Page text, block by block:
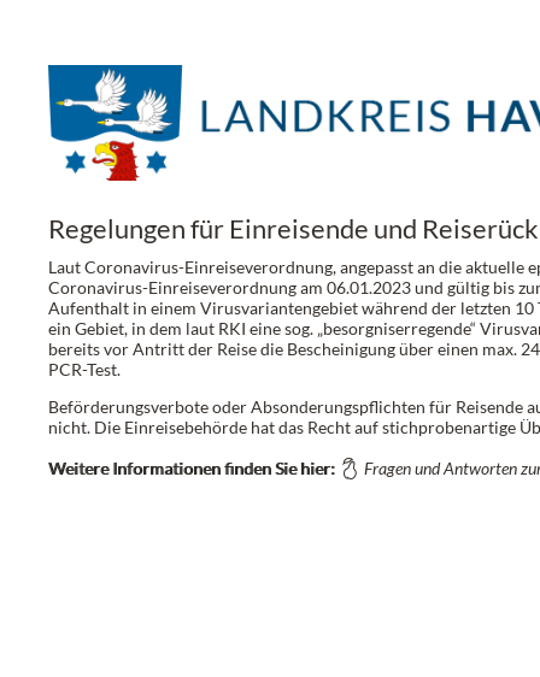
Regelungen für Einreisende und
Laut Coronavirus-Einreiseverordnung, angepasst an die
Coronavirus-Einreiseverordnung am 06.01.2023 und gültig bis
Aufenthalt in einem Virusvariantengebiet während der letzten
ein Gebiet, in dem laut RKI eine sog. „besorgniserregende“
bereits vor Antritt der Reise die Bescheinigung über einen max.
PCR-Test.
Beförderungsverbote oder Absonderungspflichten für Reisende
nicht. Die Einreisebehörde hat das Recht auf stichprobenartige
Weitere Informationen finden Sie hier:
Fragen und Antworten